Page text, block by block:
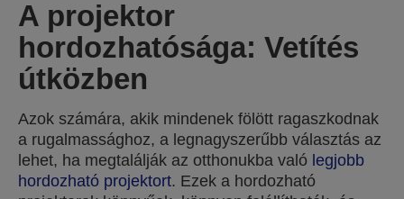
A projektor
hordozhatósága: Vetítés
útközben
Azok számára, akik mindenek fölött ragaszkodnak
a rugalmassághoz, a legnagyszerűbb választás az
lehet, ha megtalálják az otthonukba való legjobb
hordozható projektort. Ezek a hordozható